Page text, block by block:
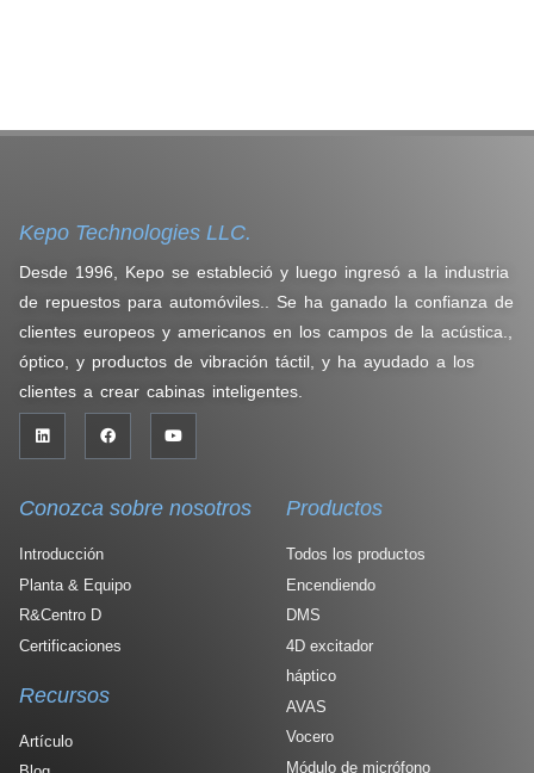
Kepo Technologies LLC.
Desde 1996, Kepo se estableció y luego ingresó a la industria
de repuestos para automóviles.. Se ha ganado la confianza de
clientes europeos y americanos en los campos de la acústica.,
óptico, y productos de vibración táctil, y ha ayudado a los
clientes a crear cabinas inteligentes.
Conozca sobre nosotros
Introducción
Planta & Equipo
R&Centro D
Certificaciones
Productos
Todos los productos
Encendiendo
DMS
4D excitador
háptico
AVAS
Vocero
Módulo de micrófono
Recursos
Artículo